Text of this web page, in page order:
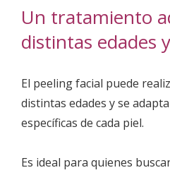
Un tratamiento
distintas edades
El peeling facial puede
distintas edades y se
específicas de cada piel.
Es ideal para quienes